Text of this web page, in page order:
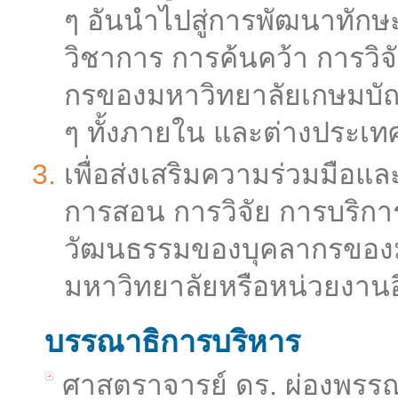
ๆ อันนำไปสู่การพัฒนาทักษ
วิชาการ การค้นคว้า การวิ
กรของมหาวิทยาลัยเกษม
ๆ ทั้งภายใน และต่างประเท
เพื่อส่งเสริมความร่วมมือแ
การสอน การวิจัย การบริก
วัฒนธรรมของบุคลากรขอ
มหาวิทยาลัยหรือหน่วยงาน
บรรณาธิการบริหาร
ศาสตราจารย์ ดร. ผ่องพร